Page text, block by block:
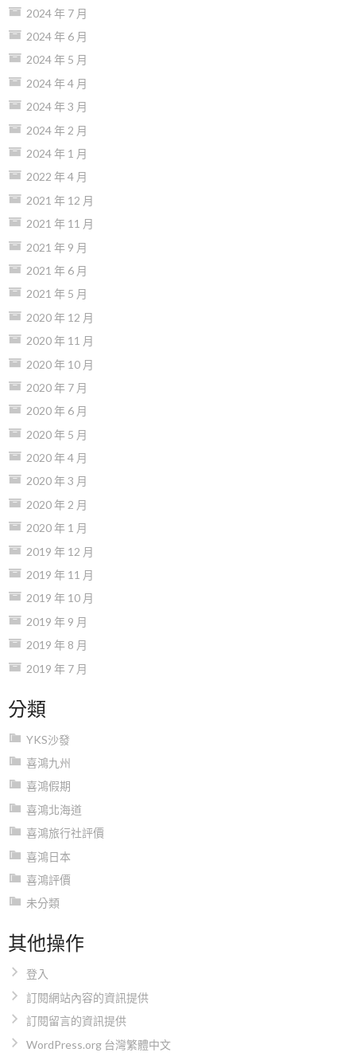
2024 年 7 月
2024 年 6 月
2024 年 5 月
2024 年 4 月
2024 年 3 月
2024 年 2 月
2024 年 1 月
2022 年 4 月
2021 年 12 月
2021 年 11 月
2021 年 9 月
2021 年 6 月
2021 年 5 月
2020 年 12 月
2020 年 11 月
2020 年 10 月
2020 年 7 月
2020 年 6 月
2020 年 5 月
2020 年 4 月
2020 年 3 月
2020 年 2 月
2020 年 1 月
2019 年 12 月
2019 年 11 月
2019 年 10 月
2019 年 9 月
2019 年 8 月
2019 年 7 月
分類
YKS沙發
喜鴻九州
喜鴻假期
喜鴻北海道
喜鴻旅行社評價
喜鴻日本
喜鴻評價
未分類
其他操作
登入
訂閱網站內容的資訊提供
訂閱留言的資訊提供
WordPress.org 台灣繁體中文